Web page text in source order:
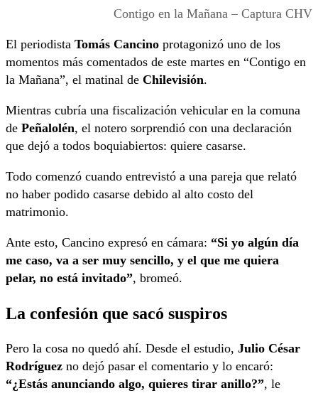
Contigo en la Mañana – Captura CHV
El periodista Tomás Cancino protagonizó uno de los
momentos más comentados de este martes en “Contigo en
la Mañana”, el matinal de Chilevisión.
Mientras cubría una fiscalización vehicular en la comuna
de Peñalolén, el notero sorprendió con una declaración
que dejó a todos boquiabiertos: quiere casarse.
Todo comenzó cuando entrevistó a una pareja que relató
no haber podido casarse debido al alto costo del
matrimonio.
Ante esto, Cancino expresó en cámara: “Si yo algún día
me caso, va a ser muy sencillo, y el que me quiera
pelar, no está invitado”, bromeó.
La confesión que sacó suspiros
Pero la cosa no quedó ahí. Desde el estudio, Julio César
Rodríguez no dejó pasar el comentario y lo encaró:
“¿Estás anunciando algo, quieres tirar anillo?”, le